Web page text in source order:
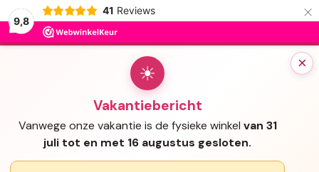
9,8
41 Reviews ×
×
☀
Vakantiebericht
Vanwege onze vakantie is de fysieke winkel van 31
juli tot en met 16 augustus gesloten.